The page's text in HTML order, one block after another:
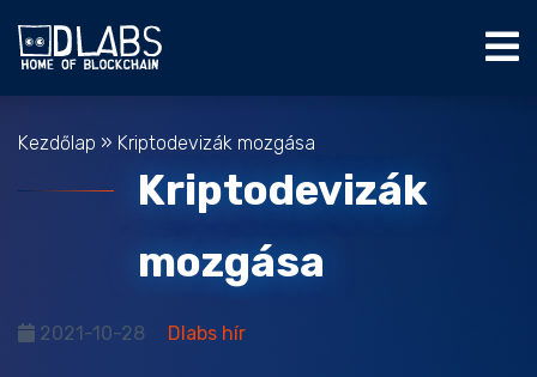
Kezdőlap » Kriptodevizák mozgása
Kriptodevizák
mozgása
2021-10-28 Dlabs hír